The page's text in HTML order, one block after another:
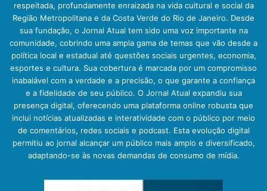
respeitada, profundamente enraizada na vida cultural e social da
Região Metropolitana e da Costa Verde do Rio de Janeiro. Desde
sua fundação, o Jornal Atual tem sido uma voz importante na
comunidade, cobrindo uma ampla gama de temas que vão desde a
política local e estadual até questões sociais urgentes, economia,
esportes e cultura. Sua cobertura é marcada por um compromisso
inabalável com a verdade e a precisão, o que garante a confiança
e a fidelidade de seu público. O Jornal Atual expandiu sua
presença digital, oferecendo uma plataforma online robusta que
inclui notícias atualizadas e interatividade com o público por meio
de comentários, redes sociais e podcast. Esta evolução digital
permitiu ao jornal alcançar um público mais amplo e diversificado,
adaptando-se às novas demandas de consumo de mídia.